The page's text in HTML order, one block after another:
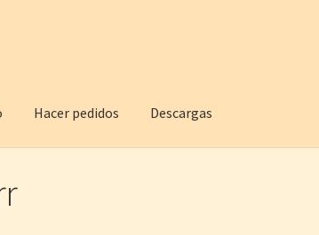
Hacer pedidos Descargas